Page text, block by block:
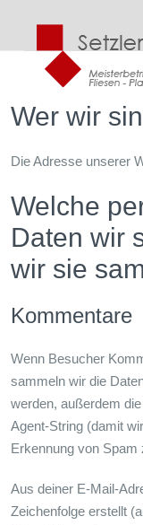
springen
Wer wir
Die Adresse unserer
Welche
Daten wir
wir sie
Kommentare
Wenn Besucher
sammeln wir die
werden, außerdem
Agent-String (damit
Erkennung von Spam
Aus deiner E-Mail-
Zeichenfolge erstellt